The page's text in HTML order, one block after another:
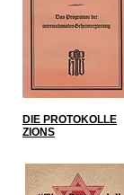
DIE PROTOKOLLE
ZIONS